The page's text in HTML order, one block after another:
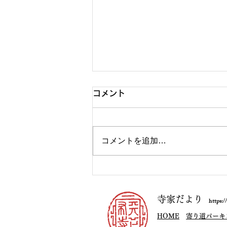
コメント
コメントを追加…
寺家だより
HOME 寄り道パーキ